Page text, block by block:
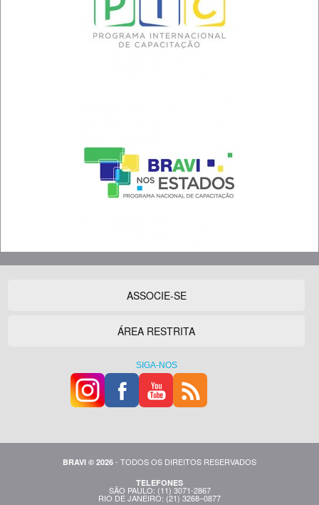
ASSOCIE-SE
ÁREA RESTRITA
SIGA-NOS
BRAVI © 2026 - TODOS OS DIREITOS RESERVADOS
TELEFONES
SÃO PAULO: (11) 3071-2867
RIO DE JANEIRO: (21) 3268–0877